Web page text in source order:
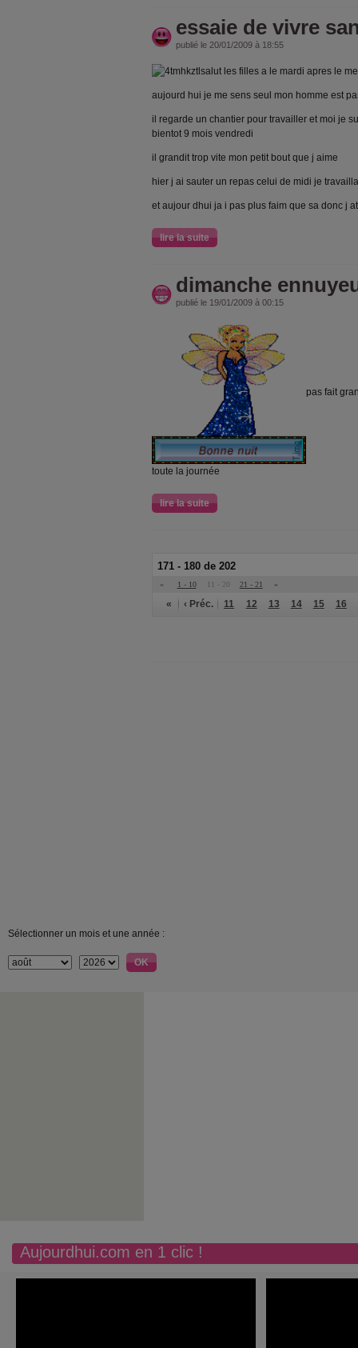
essaie de vivre
publié le 20/01/2009 à 18:55
salut les filles a le mardi apres le
aujourd hui je me sens seul mon homme est
il regarde un chantier pour travailler et moi je
bientot 9 mois vendredi
il grandit trop vite mon petit bout que j aime
hier j ai sauter un repas celui de midi je
et aujour dhui ja i pas plus faim que sa donc j
lire la suite
dimanche
publié le 19/01/2009 à 00:15
pas fait
toute la journée
lire la suite
171 - 180 de 202
« 1 - 10 11 - 20 21 - 21 »
« ‹ Préc. 11 12 13 14 15 16
Sélectionner un mois et une année :
Aujourdhui.com en 1 clic !